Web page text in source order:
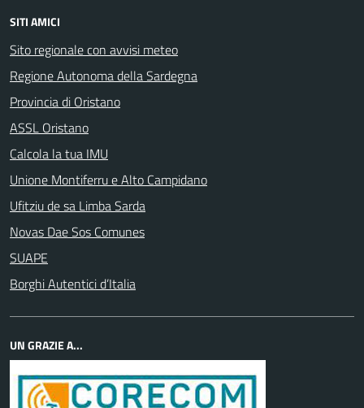
SITI AMICI
Sito regionale con avvisi meteo
Regione Autonoma della Sardegna
Provincia di Oristano
ASSL Oristano
Calcola la tua IMU
Unione Montiferru e Alto Campidano
Ufitziu de sa Limba Sarda
Novas Dae Sos Comunes
SUAPE
Borghi Autentici d’Italia
UN GRAZIE A...